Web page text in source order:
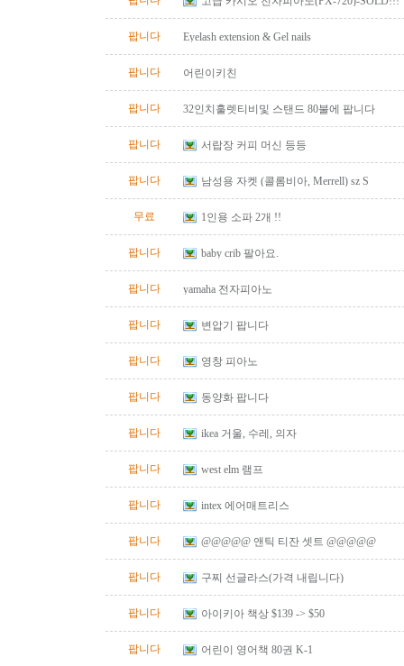
팝니다 Eyelash extension & Gel nails
팝니다 어린이키친
팝니다 32인치훌렛티비및 스탠드 80불에 팝니다
팝니다 서랍장 커피 머신 등등
팝니다 남성용 자켓 (콜롬비아, Merrell) sz S
무료 1인용 소파 2개 !!
팝니다 baby crib 팔아요.
팝니다 yamaha 전자피아노
팝니다 변압기 팝니다
팝니다 영창 피아노
팝니다 동양화 팝니다
팝니다 ikea 거울, 수레, 의자
팝니다 west elm 램프
팝니다 intex 에어매트리스
팝니다 @@@@@ 앤틱 티잔 셋트 @@@@@
팝니다 구찌 선글라스(가격 내립니다)
팝니다 아이키아 책상 $139 -> $50
팝니다 어린이 영어책 80권 K-1